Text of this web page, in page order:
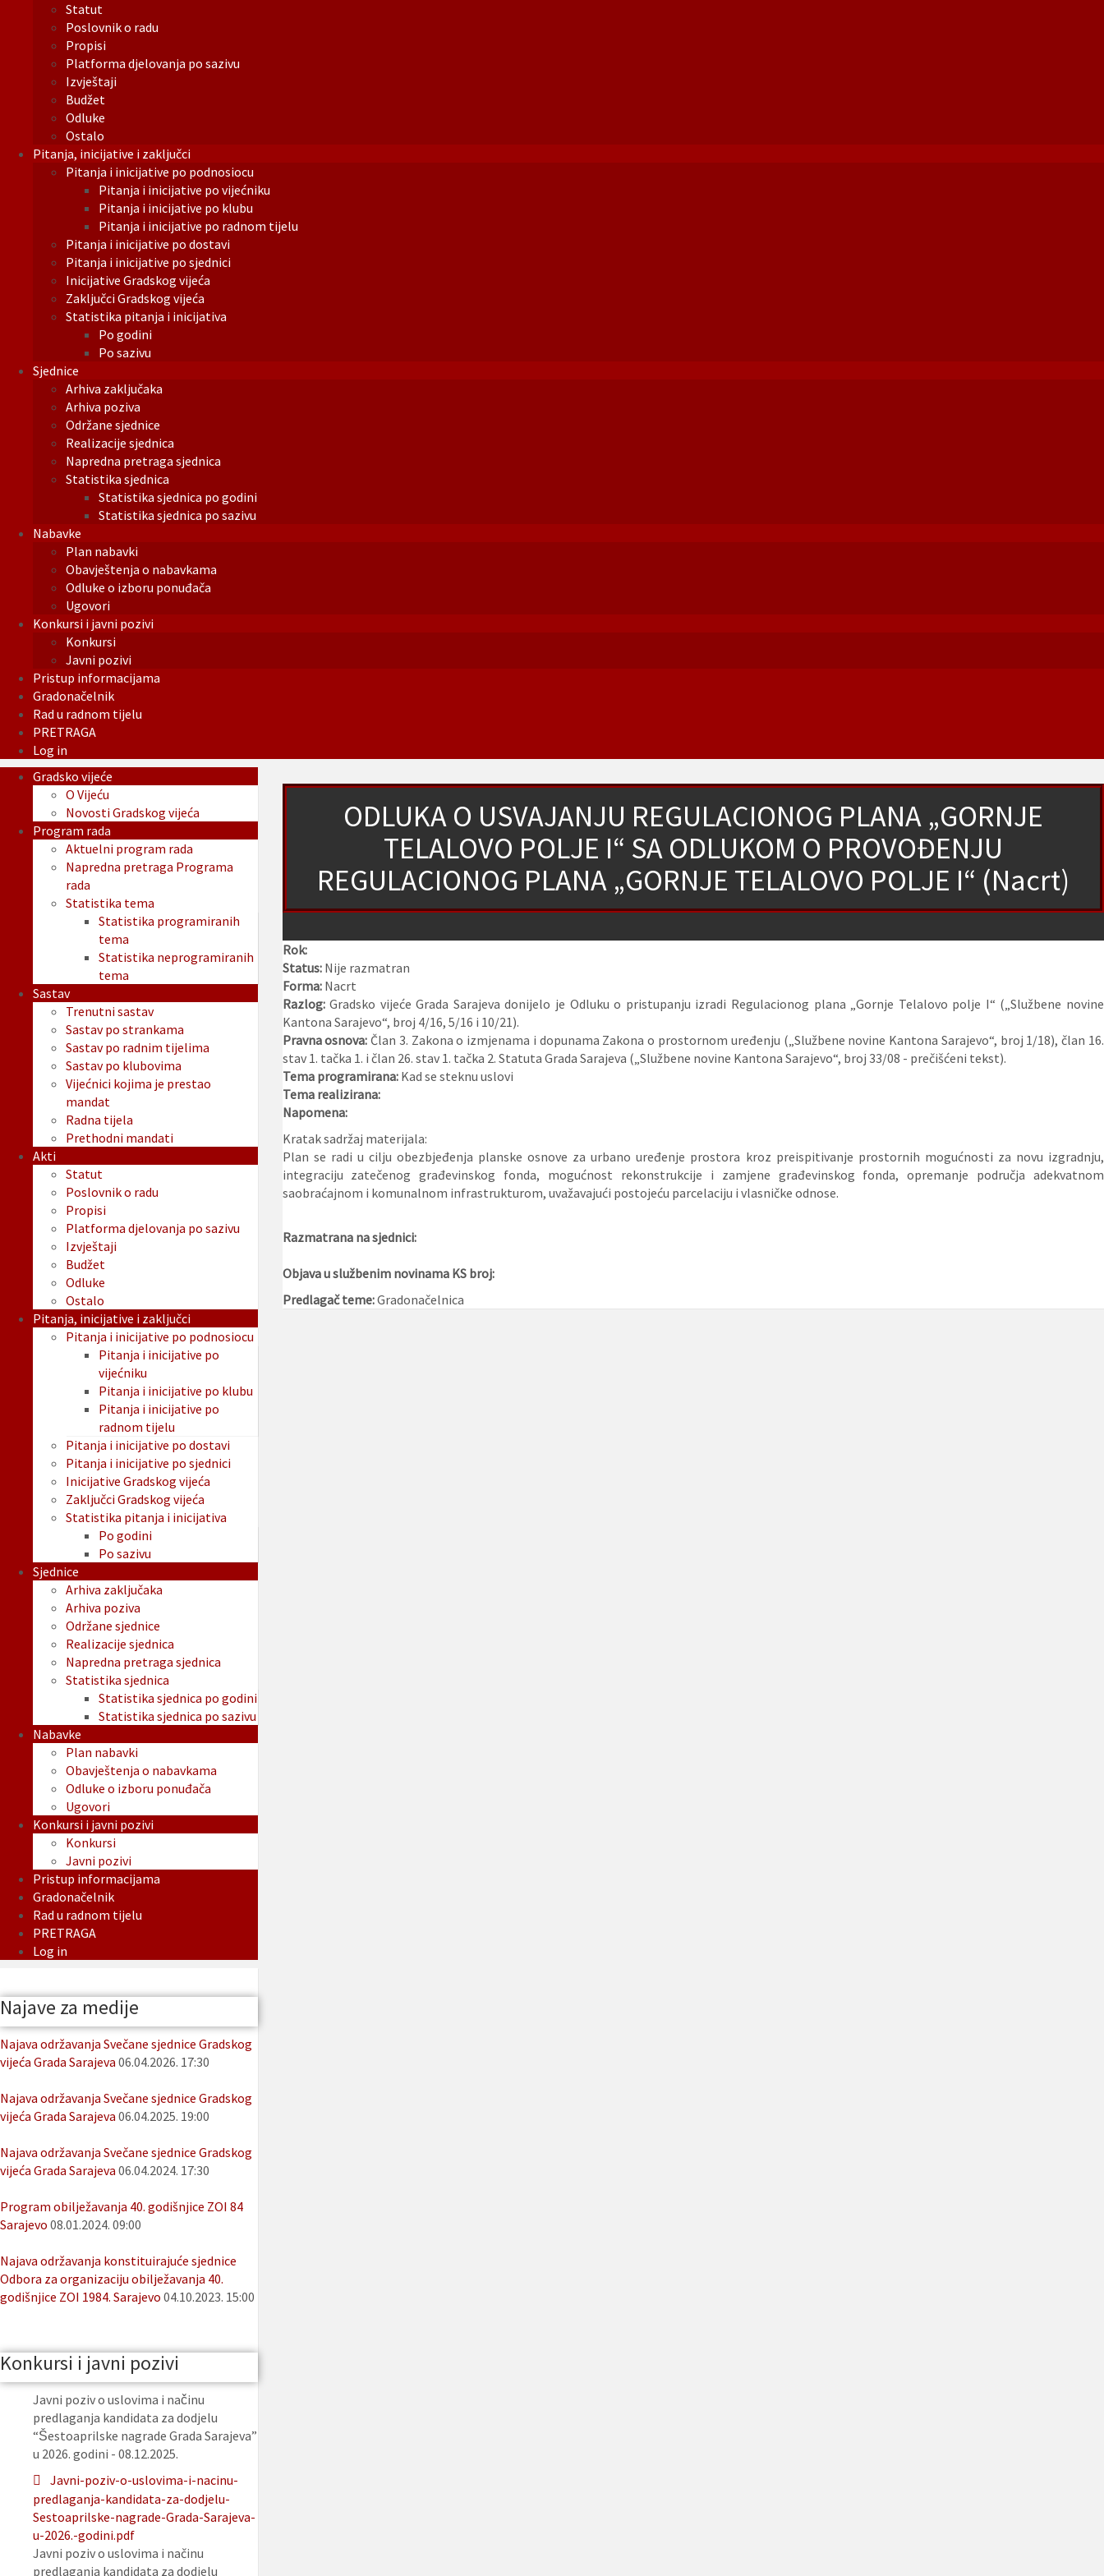
Statut
Poslovnik o radu
Propisi
Platforma djelovanja po sazivu
Izvještaji
Budžet
Odluke
Ostalo
Pitanja, inicijative i zaključci
Pitanja i inicijative po podnosiocu
Pitanja i inicijative po vijećniku
Pitanja i inicijative po klubu
Pitanja i inicijative po radnom tijelu
Pitanja i inicijative po dostavi
Pitanja i inicijative po sjednici
Inicijative Gradskog vijeća
Zaključci Gradskog vijeća
Statistika pitanja i inicijativa
Po godini
Po sazivu
Sjednice
Arhiva zaključaka
Arhiva poziva
Održane sjednice
Realizacije sjednica
Napredna pretraga sjednica
Statistika sjednica
Statistika sjednica po godini
Statistika sjednica po sazivu
Nabavke
Plan nabavki
Obavještenja o nabavkama
Odluke o izboru ponuđača
Ugovori
Konkursi i javni pozivi
Konkursi
Javni pozivi
Pristup informacijama
Gradonačelnik
Rad u radnom tijelu
PRETRAGA
Log in
ODLUKA O USVAJANJU REGULACIONOG PLANA „GORNJE
TELALOVO POLJE I“ SA ODLUKOM O PROVOĐENJU
REGULACIONOG PLANA „GORNJE TELALOVO POLJE I“ (Nacrt)
Rok:
Status: Nije razmatran
Forma: Nacrt
Razlog:Gradsko vijeće Grada Sarajeva donijelo je Odluku o pristupanju izradi Regulacionog plana „Gornje Telalovo polje I“ („Službene novine
Kantona Sarajevo“, broj 4/16, 5/16 i 10/21).
Pravna osnova:Član 3. Zakona o izmjenama i dopunama Zakona o prostornom uređenju („Službene novine Kantona Sarajevo“, broj 1/18), član 16.
stav 1. tačka 1. i član 26. stav 1. tačka 2. Statuta Grada Sarajeva („Službene novine Kantona Sarajevo“, broj 33/08 - prečišćeni tekst).
Tema programirana: Kad se steknu uslovi
Tema realizirana:
Napomena:
Kratak sadržaj materijala:
Plan se radi u cilju obezbjeđenja planske osnove za urbano uređenje prostora kroz preispitivanje prostornih mogućnosti za novu izgradnju,
integraciju zatečenog građevinskog fonda, mogućnost rekonstrukcije i zamjene građevinskog fonda, opremanje područja adekvatnom
saobraćajnom i komunalnom infrastrukturom, uvažavajući postojeću parcelaciju i vlasničke odnose.
Razmatrana na sjednici:
Objava u službenim novinama KS broj:
Predlagač teme:Gradonačelnica
Gradsko vijeće
O Vijeću
Novosti Gradskog vijeća
Program rada
Aktuelni program rada
Napredna pretraga Programa
rada
Statistika tema
Statistika programiranih
tema
Statistika neprogramiranih
tema
Sastav
Trenutni sastav
Sastav po strankama
Sastav po radnim tijelima
Sastav po klubovima
Vijećnici kojima je prestao
mandat
Radna tijela
Prethodni mandati
Akti
Statut
Poslovnik o radu
Propisi
Platforma djelovanja po sazivu
Izvještaji
Budžet
Odluke
Ostalo
Pitanja, inicijative i zaključci
Pitanja i inicijative po podnosiocu
Pitanja i inicijative po
vijećniku
Pitanja i inicijative po klubu
Pitanja i inicijative po
radnom tijelu
Pitanja i inicijative po dostavi
Pitanja i inicijative po sjednici
Inicijative Gradskog vijeća
Zaključci Gradskog vijeća
Statistika pitanja i inicijativa
Po godini
Po sazivu
Sjednice
Arhiva zaključaka
Arhiva poziva
Održane sjednice
Realizacije sjednica
Napredna pretraga sjednica
Statistika sjednica
Statistika sjednica po godini
Statistika sjednica po sazivu
Nabavke
Plan nabavki
Obavještenja o nabavkama
Odluke o izboru ponuđača
Ugovori
Konkursi i javni pozivi
Konkursi
Javni pozivi
Pristup informacijama
Gradonačelnik
Rad u radnom tijelu
PRETRAGA
Log in
Najave za medije
Najava održavanja Svečane sjednice Gradskog
vijeća Grada Sarajeva 06.04.2026. 17:30
Najava održavanja Svečane sjednice Gradskog
vijeća Grada Sarajeva 06.04.2025. 19:00
Najava održavanja Svečane sjednice Gradskog
vijeća Grada Sarajeva 06.04.2024. 17:30
Program obilježavanja 40. godišnjice ZOI 84
Sarajevo 08.01.2024. 09:00
Najava održavanja konstituirajuće sjednice
Odbora za organizaciju obilježavanja 40.
godišnjice ZOI 1984. Sarajevo 04.10.2023. 15:00
Konkursi i javni pozivi
Javni poziv o uslovima i načinu
predlaganja kandidata za dodjelu
“Šestoaprilske nagrade Grada Sarajeva”
u 2026. godini - 08.12.2025.
Javni-poziv-o-uslovima-i-nacinu-
predlaganja-kandidata-za-dodjelu-
Sestoaprilske-nagrade-Grada-Sarajeva-
u-2026.-godini.pdf
Javni poziv o uslovima i načinu
predlaganja kandidata za dodjelu